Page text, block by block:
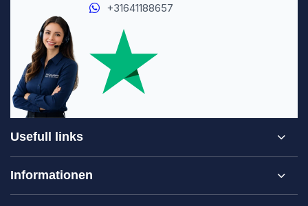
+31641188657
Usefull links
Informationen